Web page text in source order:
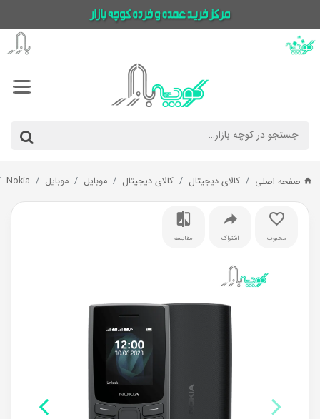
صفحه اصلی کالای دیجیتال کالای دیجیتال موبایل موبایل Nokia
محبوب اشتراک مقایسه